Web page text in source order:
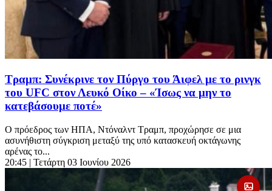
Τραμπ: Συνέκρινε τον Πύργο του Άιφελ με το ρινγκ
του UFC στον Λευκό Οίκο – «Ίσως να μην το
κατεβάσουμε ποτέ»
Ο πρόεδρος των ΗΠΑ, Ντόναλντ Τραμπ, προχώρησε σε μια
ασυνήθιστη σύγκριση μεταξύ της υπό κατασκευή οκτάγωνης
αρένας το...
20:45 | Τετάρτη 03 Ιουνίου 2026